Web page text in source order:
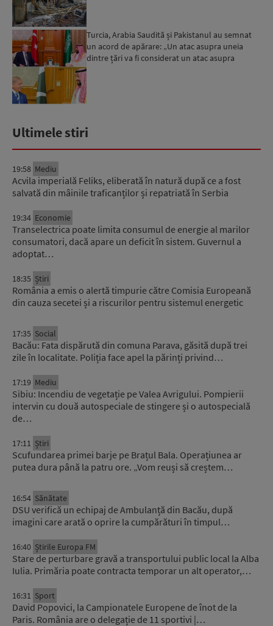
Turcia, Arabia Saudită și Pakistanul au semnat
un acord de apărare: „Un atac asupra uneia
dintre țări va fi considerat un atac asupra
Ultimele stiri
19:58 Mediu
Acvila imperială Feliks, eliberată în natură după ce a fost
salvată din mâinile traficanților și repatriată în Serbia
19:34 Economie
Transelectrica poate limita consumul de energie al marilor
consumatori, dacă apare un deficit în sistem. Guvernul a
adoptat…
18:35 Știri
România a emis o alertă timpurie către Comisia Europeană
din cauza secetei și a riscurilor pentru sistemul energetic
17:35 Social
Bacău: Fata dispărută din comuna Parava, găsită după trei
zile în localitate. Poliția face apel la părinți privind…
17:19 Mediu
Sibiu: Incendiu de vegetație pe Valea Avrigului. Pompierii
intervin cu două autospeciale de stingere și o autospecială
de…
17:11 Știri
Scufundarea primei barje pe Brațul Bala. Operațiunea ar
putea dura până la patru ore. „Vom reuși să creștem…
16:54 Sănătate
DSU verifică un echipaj de Ambulanță din Bacău, după
imagini care arată o oprire la cumpărături în timpul…
16:40 Știrile Europa FM
Stare de perturbare gravă a transportului public local la Alba
Iulia. Primăria poate contracta temporar un alt operator,…
16:31 Sport
David Popovici, la Campionatele Europene de înot de la
Paris. România are o delegație de 11 sportivi |…